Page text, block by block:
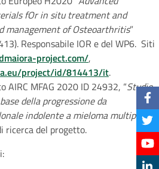
fOr in situ treatment and
management of Osteoarthritis”
Responsabile IOR e del WP6. Siti
project.com/,
project/id/814413/it.
MFAG 2020 ID 24932, “Studio
della progressione da
indolente a mieloma multiplo”,
ricerca del progetto.